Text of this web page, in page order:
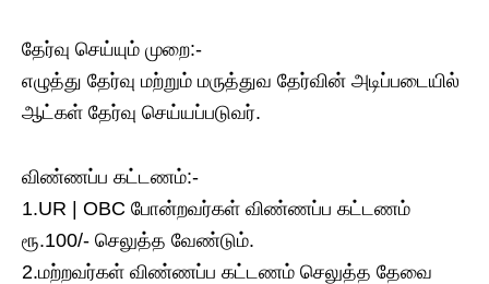
தேர்வு செய்யும் முறை:-
எழுத்து தேர்வு மற்றும் மருத்துவ தேர்வின் அடிப்படையில்
ஆட்கள் தேர்வு செய்யப்படுவர்.
விண்ணப்ப கட்டணம்:-
1.UR | OBC போன்றவர்கள் விண்ணப்ப கட்டணம்
ரூ.100/- செலுத்த வேண்டும்.
2.மற்றவர்கள் விண்ணப்ப கட்டணம் செலுத்த தேவை